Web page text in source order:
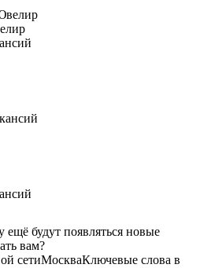
ещё будут появляться новые
вам?
сетиМоскваКлючевые слова в